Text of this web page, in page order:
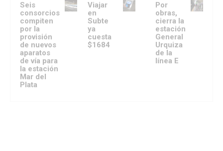
Seis
consorcios
compiten
por la
provisión
de nuevos
aparatos
de vía para
la estación
Mar del
Plata
Viajar
en
Subte
ya
cuesta
$1684
Por
obras,
cierra la
estación
General
Urquiza
de la
línea E